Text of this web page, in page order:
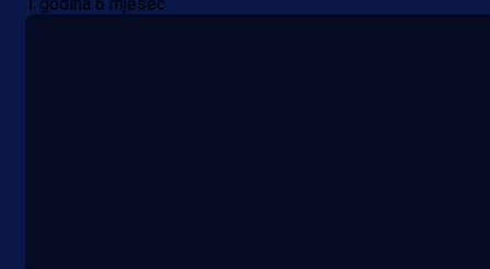
Lukić seli u Bundesligu? Dva
1 godina 6 mjesec